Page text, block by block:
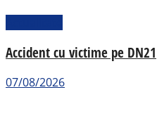
Accident cu victime pe DN21
07/08/2026